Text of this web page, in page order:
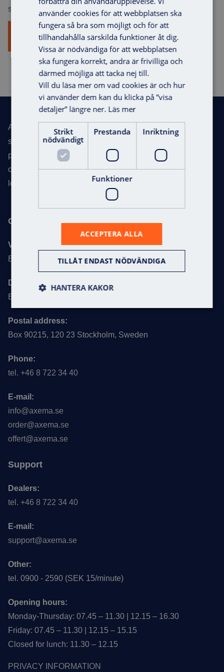
streamline everyday life for our customers.
See all integrations
Axema develops marketing-leading access control
systems for multi-family buildings, offices, commercial
properties, industrial properties and public spaces. With
over 30 years in the industry, we are one of Scandinavia’s
leading experts in access control systems.
Contact info
Visiting address:
Byängsgränd 22, 120 40 Årsta
Delivery address:
Byängsgränd 20, 120 40 Årsta
Postal address:
Box 90215, 120 23 Stockholm, Sweden
Phone:
tel. +46 8 722 34 40
E-mail:
info@axema.se
order@axema.se
offert@axema.se
Support
Dealers:
tel. +46 8 722 34 40
E-mail:
support@axema.se
Other:
tel. 0900 - 2590 (SEK 15/minute)
Opening hours:
Monday-Thursday: 07.45 – 11.30 | 12.15 – 16.30
Friday: 07.45 – 11.30 | 12.15 – 15.15
Closed for lunch: 11.30 – 12.15
PRIVACY INFORMATION
använder cookies för att webbplatsen ska
fungera så bra som möjligt och för att
tillhandahålla särskilda funktioner åt dig.
Vissa är nödvändiga för att webbplatsen
ska fungera korrekt, andra är frivilliga och
därmed möjliga att tacka nej till.
Vill du läsa mer om vad cookies är och hur
vi använder dem kan du klicka på ”visa
detaljer” längre ner. Läs mer
Strikt
nödvändigt
Prestanda Inriktning
Funktioner
ACCEPTERA ALLA
TILLÅT ENDAST NÖDVÄNDIGA
HANTERA KAKOR